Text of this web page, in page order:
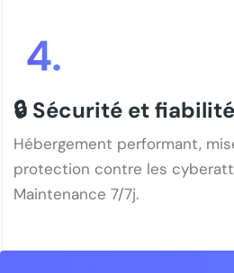
🔒 Sécurité et fiabilité
Hébergement performant,
protection contre les
Maintenance 7/7j.